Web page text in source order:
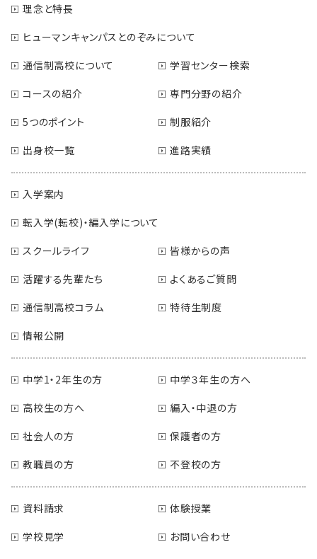
理念と特長
ヒューマンキャンパスとのぞみについて
通信制高校について
学習センター検索
コースの紹介
専門分野の紹介
5つのポイント
制服紹介
出身校一覧
進路実績
入学案内
転入学(転校)・編入学について
スクールライフ
皆様からの声
活躍する先輩たち
よくあるご質問
通信制高校コラム
特待生制度
情報公開
中学1・2年生の方
中学３年生の方へ
高校生の方へ
編入・中退の方
社会人の方
保護者の方
教職員の方
不登校の方
資料請求
体験授業
学校見学
お問い合わせ